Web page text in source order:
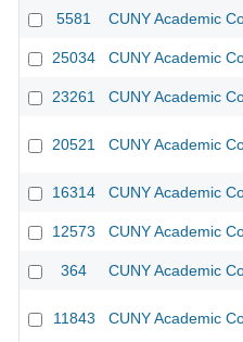
5581 CUNY Academic
25034 CUNY Academic
23261
CUNY Academic
20521 CUNY Academic
16314 CUNY Academic
12573 CUNY Academic
364 CUNY Academic
11843 CUNY Academic